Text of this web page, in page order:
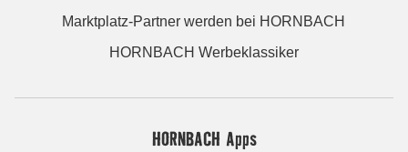
Marktplatz-Partner werden bei HORNBACH
HORNBACH Werbeklassiker
HORNBACH Apps